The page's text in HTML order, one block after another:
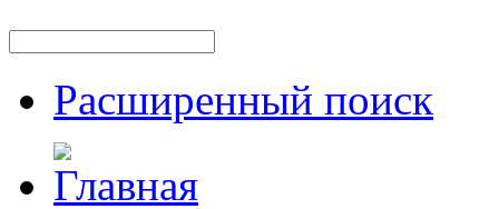
Расширенный поиск